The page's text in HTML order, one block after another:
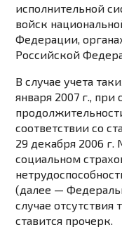
исполнительной
войск
Федерации,
Российской
В случае учета
января 2007 г.,
соответствии со
29 декабря 2006 г.
социальном
(далее —
случае
ставится прочерк.